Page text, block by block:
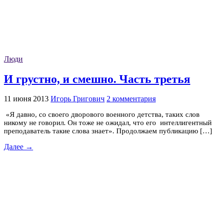
Люди
И грустно, и смешно. Часть третья
11 июня 2013 Игорь Григович 2 комментария
«Я давно, со своего дворового военного детства, таких слов
никому не говорил. Он тоже не ожидал, что его интеллигентный
преподаватель такие слова знает». Продолжаем публикацию […]
Далее →